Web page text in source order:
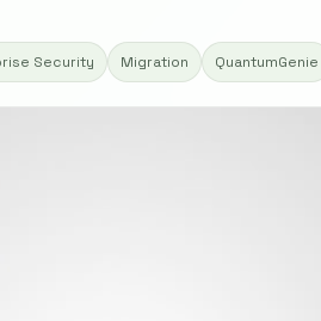
Security Migration QuantumGenie